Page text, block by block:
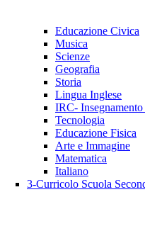
Educazione Civica
Musica
Scienze
Geografia
Storia
Lingua Inglese
IRC-
Tecnologia
Educazione Fisica
Arte e Immagine
Matematica
Italiano
3-Curricolo Scuola